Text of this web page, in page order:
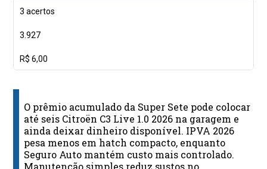
3 acertos
3.927
R$ 6,00
O prêmio acumulado da Super Sete pode colocar
até seis Citroën C3 Live 1.0 2026 na garagem e
ainda deixar dinheiro disponível. IPVA 2026
pesa menos em hatch compacto, enquanto
Seguro Auto mantém custo mais controlado.
Manutenção simples reduz sustos no